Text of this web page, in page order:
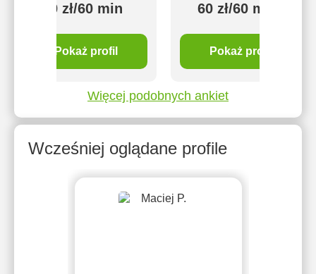
70 zł/60 min
Pokaż profil
60 zł/60 min
Pokaż profil
Więcej podobnych ankiet
Wcześniej oglądane profile